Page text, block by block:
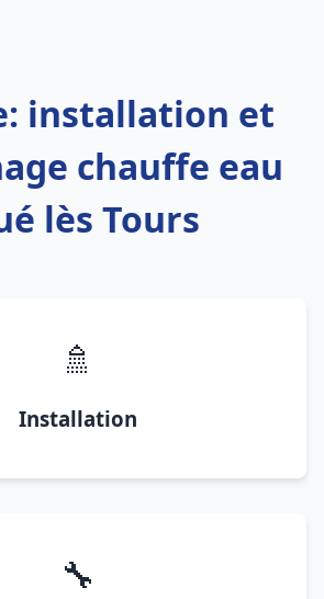
installation et
chauffe eau
lès Tours
🚿
Installation
🔧